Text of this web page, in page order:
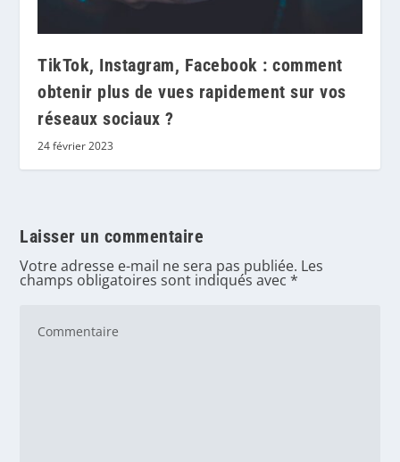
TikTok, Instagram, Facebook : comment
obtenir plus de vues rapidement sur vos
réseaux sociaux ?
24 février 2023
Laisser un commentaire
Votre adresse e-mail ne sera pas publiée. Les
champs obligatoires sont indiqués avec*